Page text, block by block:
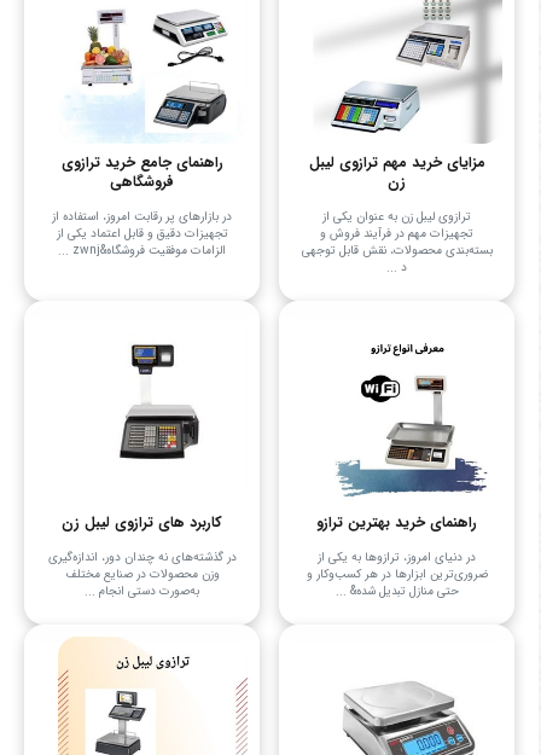
مزایای خرید مهم ترازوی لیبل
زن
ترازوی لیبل زن به عنوان یکی از
تجهیزات مهم در فرآیند فروش و
بسته‌بندی محصولات، نقش قابل توجهی
د ...
راهنمای جامع خرید ترازوی
فروشگاهی
در بازارهای پر رقابت امروز، استفاده از
تجهیزات دقیق و قابل اعتماد یکی از
الزامات موفقیت فروشگاه&zwnj ...
راهنمای خرید بهترین ترازو
در دنیای امروز، ترازوها به یکی از
ضروری‌ترین ابزارها در هر کسب‌وکار و
حتی منازل تبدیل شده& ...
کاربرد های ترازوی لیبل زن
در گذشته‌های نه چندان دور، اندازه‌گیری
وزن محصولات در صنایع مختلف
به‌صورت دستی انجام ...